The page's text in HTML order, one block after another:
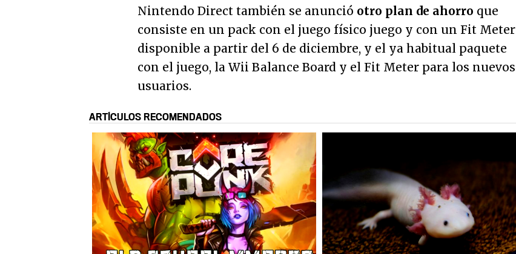
Nintendo Direct también se anunció otro plan de ahorro que
consiste en un pack con el juego físico juego y con un Fit Meter
disponible a partir del 6 de diciembre, y el ya habitual paquete
con el juego, la Wii Balance Board y el Fit Meter para los nuevos
usuarios.
ARTÍCULOS RECOMENDADOS